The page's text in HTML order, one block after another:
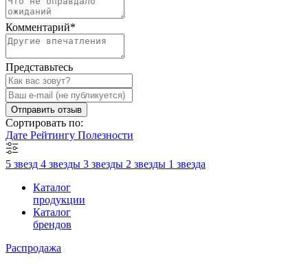
Комментарий*
Представьтесь
Отправить отзыв
Сортировать по:
Дате Рейтингу Полезности
5 звезд 4 звезды 3 звезды 2 звезды 1 звезда
Каталог
продукции
Каталог
брендов
Распродажа